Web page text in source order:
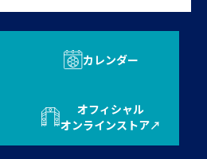
カレンダー
オフィシャル
オンラインストア